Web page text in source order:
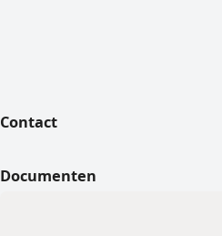
Contact
Documenten